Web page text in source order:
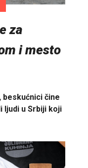
za
i mesto
beskućnici čine
ljudi u Srbiji koji